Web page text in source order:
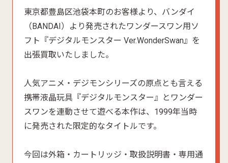
東京都豊島区池袋本町のお客様より、バンダイ
（BANDAI）より発売されたワンダースワン用ソ
フト『デジタルモンスター Ver.WonderSwan』を
出張買取いたしました。
人気アニメ・デジモンシリーズの原点とも言える
携帯液晶玩具『デジタルモンスター』とワンダー
スワンを連動させて遊べる本作は、1999年当時
に発売された限定的なタイトルです。
今回は外箱・カートリッジ・取扱説明書・専用通